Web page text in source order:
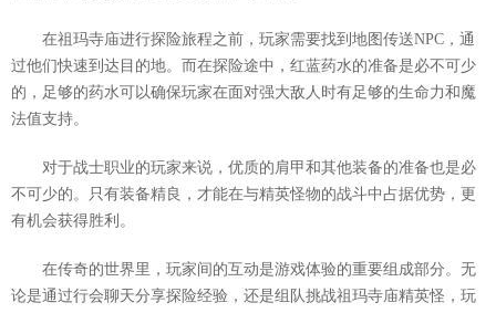
在祖玛寺庙进行探险旅程之前，玩家需要找到地图传送NPC，通
过他们快速到达目的地。而在探险途中，红蓝药水的准备是必不可少
的，足够的药水可以确保玩家在面对强大敌人时有足够的生命力和魔
法值支持。
对于战士职业的玩家来说，优质的肩甲和其他装备的准备也是必
不可少的。只有装备精良，才能在与精英怪物的战斗中占据优势，更
有机会获得胜利。
在传奇的世界里，玩家间的互动是游戏体验的重要组成部分。无
论是通过行会聊天分享探险经验，还是组队挑战祖玛寺庙精英怪，玩